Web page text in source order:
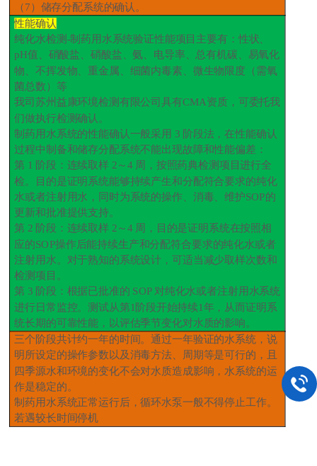
（7）储存分配系统的确认。
性能确认
纯化水检测-制药用水系统验证性能项目主要有：性状、
pH值、硝酸盐、硝酸盐、氨、电导率、总有机碳、易氧化
物、不挥发物、重金属、细菌内毒素、微生物限度（需氧
菌总数）等
我司苏州益康环境检测有限公司具有CMA资质，可委托我
们做执行检测确认。
制药用水系统的性能确认一般采用3 阶段法，在性能确认
过程中制备和储存分配系统不能出现故障和性能偏差：
第 1 阶段：连续取样 2～4 周，按照药典检测项目进行全
检。目的是证明系统能够持续产生和分配符合要求的纯化
水或者注射用水，同时为系统的操作、消毒、维护SOP的
更新和批准提供支持。
第 2 阶段：连续取样 2～4 周，目的是证明系统在按照相
应的SOP操作后能持续生产和分配符合要求的纯化水或者
注射用水。对于熟知的系统设计，可适当减少取样次数和
检测项目。
第3 阶段：根据已批准的 SOP对纯化水或者注射用水系统
进行日常监控。测试从第1 阶段开始持续1年，从而证明系
统长期的可靠性能，以评估季节变化对水质的影响。
三个阶段共计约一年的时间。通过一年验证的水系统，说
明所设定的操作参数以及消毒方法、周期等是可行的，且
四季源水和环境的变化不会对水质造成影响，水系统的运
作是稳定的。
制药用水系统正常运行后，循环水泵一般不得停止工作。
若遇较长时间停机